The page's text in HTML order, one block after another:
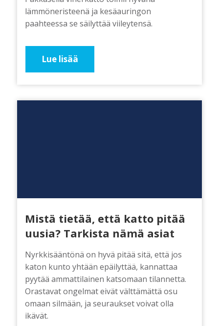
lämmöneristeenä ja kesäauringon
paahteessa se säilyttää viileytensä.
Lue lisää
Mistä tietää, että katto pitää
uusia? Tarkista nämä asiat
Nyrkkisääntönä on hyvä pitää sitä, että jos
katon kunto yhtään epäilyttää, kannattaa
pyytää ammattilainen katsomaan tilannetta.
Orastavat ongelmat eivät välttämättä osu
omaan silmään, ja seuraukset voivat olla
ikävät.